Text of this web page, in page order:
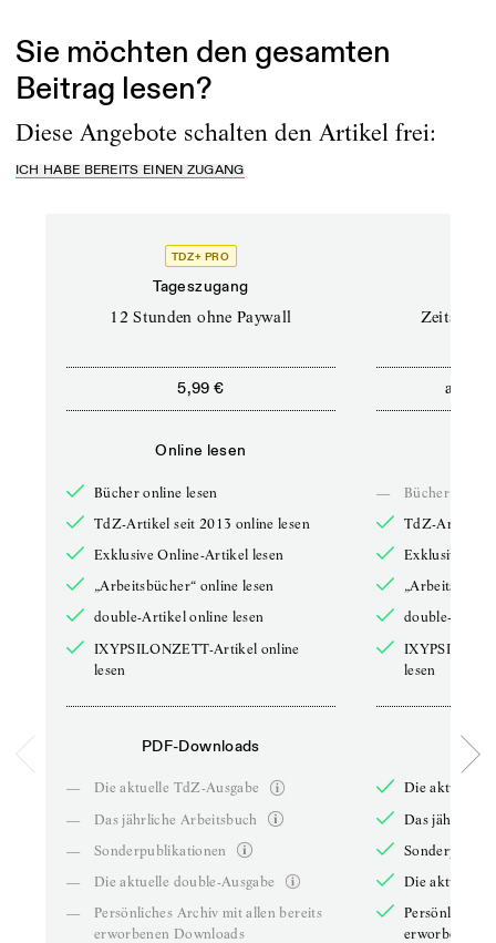
Sie möchten den gesamten
Beitrag lesen?
Diese Angebote schalten den Artikel frei:
ICH HABE BEREITS EINEN ZUGANG
TDZ+ PRO
Tageszugang
12 Stunden ohne Paywall
5,99 €
Online lesen
Bücher online lesen
TdZ-Artikel seit 2013 online lesen
Exklusive Online-Artikel lesen
„Arbeitsbücher“ online lesen
double-Artikel online lesen
IXYPSILONZETT-Artikel online
lesen
PDF-Downloads
—
Die aktuelle TdZ-Ausgabe
—
Das jährliche Arbeitsbuch
—
Sonderpublikationen
—
Die aktuelle double-Ausgabe
—
Persönliches Archiv mit allen bereits
erworbenen Downloads
ab
—
Bücher online
TdZ-Artikel
Exklusive
double-
lesen
Die aktuelle
Das jährliche
Die aktuelle
Persönliches
erworbenen